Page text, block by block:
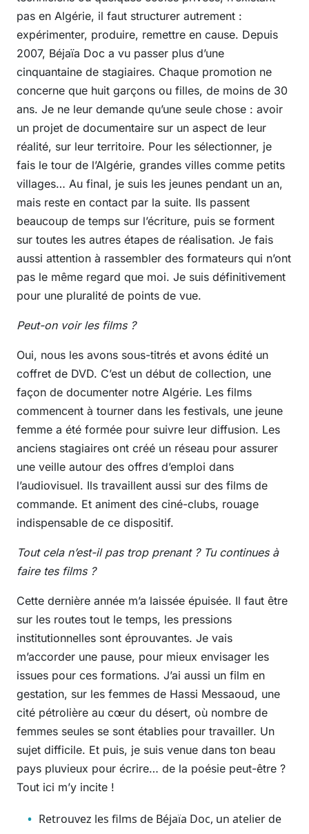
pas en Algérie, il faut structurer autrement :
expérimenter, produire, remettre en cause. Depuis
2007, Béjaïa Doc a vu passer plus d’une
cinquantaine de stagiaires. Chaque promotion ne
concerne que huit garçons ou filles, de moins de 30
ans. Je ne leur demande qu’une seule chose : avoir
un projet de documentaire sur un aspect de leur
réalité, sur leur territoire. Pour les sélectionner, je
fais le tour de l’Algérie, grandes villes comme petits
villages… Au final, je suis les jeunes pendant un an,
mais reste en contact par la suite. Ils passent
beaucoup de temps sur l’écriture, puis se forment
sur toutes les autres étapes de réalisation. Je fais
aussi attention à rassembler des formateurs qui n’ont
pas le même regard que moi. Je suis définitivement
pour une pluralité de points de vue.
Peut-on voir les films ?
Oui, nous les avons sous-titrés et avons édité un
coffret de DVD. C’est un début de collection, une
façon de documenter notre Algérie. Les films
commencent à tourner dans les festivals, une jeune
femme a été formée pour suivre leur diffusion. Les
anciens stagiaires ont créé un réseau pour assurer
une veille autour des offres d’emploi dans
l’audiovisuel. Ils travaillent aussi sur des films de
commande. Et animent des ciné-clubs, rouage
indispensable de ce dispositif.
Tout cela n’est-il pas trop prenant ? Tu continues à
faire tes films ?
Cette dernière année m’a laissée épuisée. Il faut être
sur les routes tout le temps, les pressions
institutionnelles sont éprouvantes. Je vais
m’accorder une pause, pour mieux envisager les
issues pour ces formations. J’ai aussi un film en
gestation, sur les femmes de Hassi Messaoud, une
cité pétrolière au cœur du désert, où nombre de
femmes seules se sont établies pour travailler. Un
sujet difficile. Et puis, je suis venue dans ton beau
pays pluvieux pour écrire… de la poésie peut-être ?
Tout ici m’y incite !
Retrouvez les films de Béjaïa Doc, un atelier de